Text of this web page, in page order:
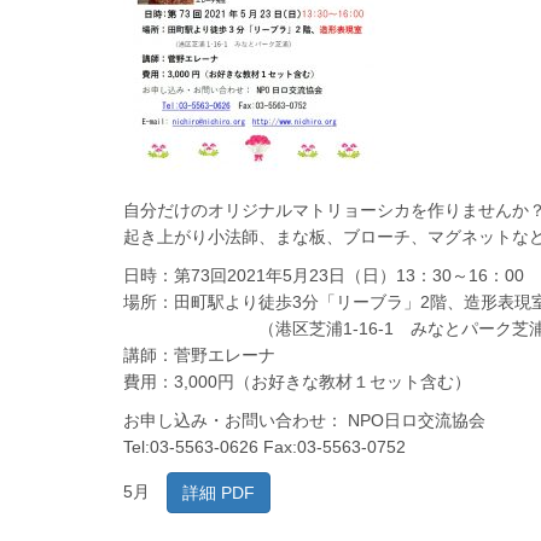
自分だけのオリジナルマトリョーシカを作りませんか？
起き上がり小法師、まな板、ブローチ、マグネットな
日時：第73回2021年5月23日（日）13：30～16：00
場所：田町駅より徒歩3分「リーブラ」2階、造形表現
（港区芝浦1-16-1 みなとパーク芝浦
講師：菅野エレーナ
費用：3,000円（お好きな教材１セット含む）
お申し込み・お問い合わせ： NPO日ロ交流協会
Tel:03-5563-0626 Fax:03-5563-0752
5月 詳細 PDF